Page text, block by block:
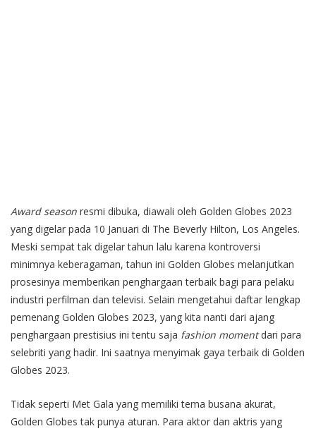
Award season resmi dibuka, diawali oleh Golden Globes 2023
yang digelar pada 10 Januari di The Beverly Hilton, Los Angeles.
Meski sempat tak digelar tahun lalu karena kontroversi
minimnya keberagaman, tahun ini Golden Globes melanjutkan
prosesinya memberikan penghargaan terbaik bagi para pelaku
industri perfilman dan televisi. Selain mengetahui daftar lengkap
pemenang Golden Globes 2023, yang kita nanti dari ajang
penghargaan prestisius ini tentu saja fashion momentdari para
selebriti yang hadir. Ini saatnya menyimak gaya terbaik di Golden
Globes 2023.
Tidak seperti Met Gala yang memiliki tema busana akurat,
Golden Globes tak punya aturan. Para aktor dan aktris yang